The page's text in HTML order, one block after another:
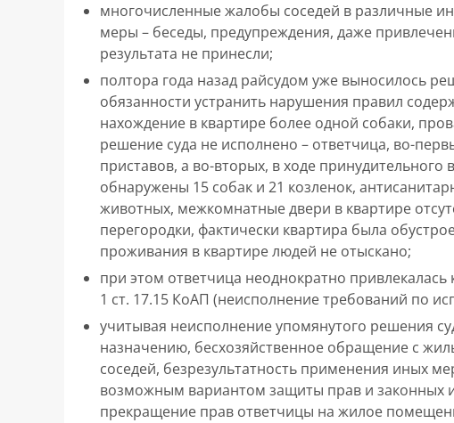
многочисленные жалобы соседей в различные
меры – беседы, предупреждения, даже
результата не принесли;
полтора года назад райсудом уже выносилось
обязанности устранить нарушения правил
нахождение в квартире более одной собаки,
решение суда не исполнено – ответчица, во-
приставов, а во-вторых, в ходе
обнаружены 15 собак и 21 козленок,
животных, межкомнатные двери в квартире
перегородки, фактически квартира была
проживания в квартире людей не отыскано;
при этом ответчица неоднократно
1 ст. 17.15 КоАП (неисполнение требований по
учитывая неисполнение упомянутого решения
назначению, бесхозяйственное обращение с
соседей, безрезультатность применения иных
возможным вариантом защиты прав и законных
прекращение прав ответчицы на жилое